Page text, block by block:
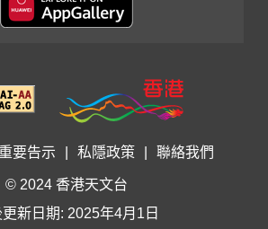
重要告示 私隱政策 聯絡我們
© 2024 香港天文台
更新日期: 2025年4月1日